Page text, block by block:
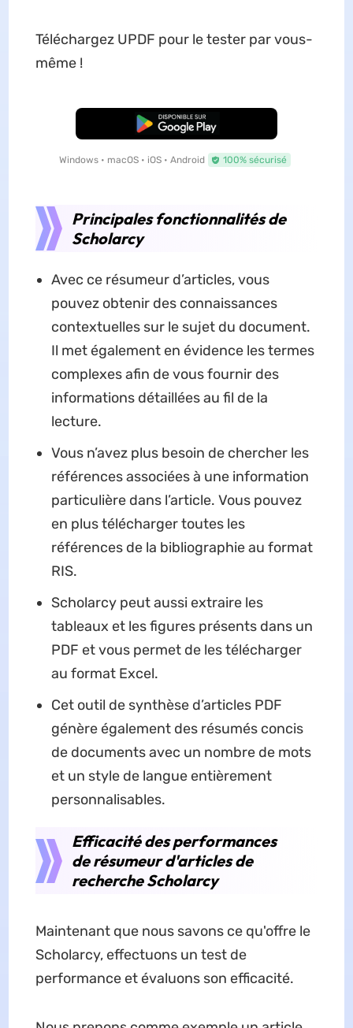
Téléchargez UPDF pour le tester par vous-
même !
TÉLÉCHARGER
Windows • macOS • iOS • Android 100% sécurisé
Principales fonctionnalités de
Scholarcy
Avec ce résumeur d’articles, vous
pouvez obtenir des connaissances
contextuelles sur le sujet du document.
Il met également en évidence les termes
complexes afin de vous fournir des
informations détaillées au fil de la
lecture.
Vous n’avez plus besoin de chercher les
références associées à une information
particulière dans l’article. Vous pouvez
en plus télécharger toutes les
références de la bibliographie au format
RIS.
Scholarcy peut aussi extraire les
tableaux et les figures présents dans un
PDF et vous permet de les télécharger
au format Excel.
Cet outil de synthèse d’articles PDF
génère également des résumés concis
de documents avec un nombre de mots
et un style de langue entièrement
personnalisables.
Efficacité des performances
de résumeur d'articles de
recherche Scholarcy
Maintenant que nous savons ce qu'offre le
Scholarcy, effectuons un test de
performance et évaluons son efficacité.